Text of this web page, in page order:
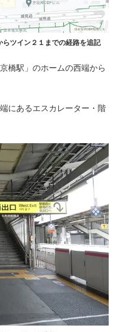
ツイン２１までの経路を追記
橋駅」のホームの西端から
にあるエスカレーター・階